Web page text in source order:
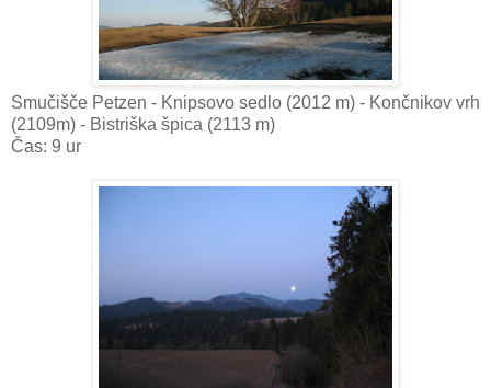
Smučišče Petzen - Knipsovo sedlo (2012 m) - Končnikov vrh
(2109m) - Bistriška špica (2113 m)
Čas: 9 ur